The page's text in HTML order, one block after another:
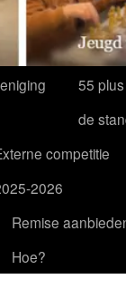
55
de
competitie
2026
Remise
Hoe?